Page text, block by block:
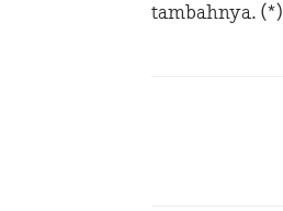
tambahnya. (*)